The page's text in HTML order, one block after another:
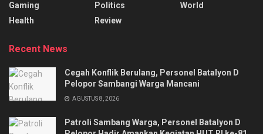
Gaming
Health
Politics
Review
World
Recent News
Cegah Konflik Berulang, Personel Batalyon D
Pelopor Sambangi Warga Mancani
AGUSTUS 8, 2026
Patroli Sambang Warga, Personel Batalyon D